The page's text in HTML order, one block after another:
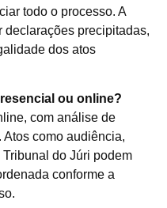
todo o processo. A
declarações precipitadas,
dos atos
ou online?
com análise de
como audiência,
do Júri podem
conforme a